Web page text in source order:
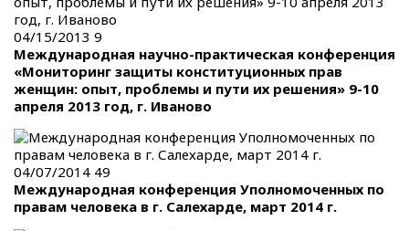
04/15/2013 9
Международная научно-практическая конференция
«Мониторинг защиты конституционных прав
женщин: опыт, проблемы и пути их решения» 9-10
апреля 2013 год, г. Иваново
04/07/2014 49
Международная конференция Уполномоченных по
правам человека в г. Салехарде, март 2014 г.